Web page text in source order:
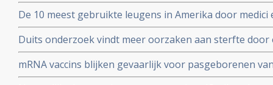
coronavirus - Covid-19 zeer goed te kunnen bestrijden.
studies blijkt zeer grote effectiviteit.
De 10 meest gebruikte leugens in Amerika door
klakkeloos overgenomen rondom het corona virus en
buiten
Duits onderzoek vindt meer oorzaken aan sterfte
hersenen, bloedvaten en hart (myocarditis) bij
overleden net na vaccinatie tegen coronavirus.
mRNA vaccins blijken gevaarlijk voor pasgeborenen
moeders. Minder bloedplasmacellen tast immuniteit